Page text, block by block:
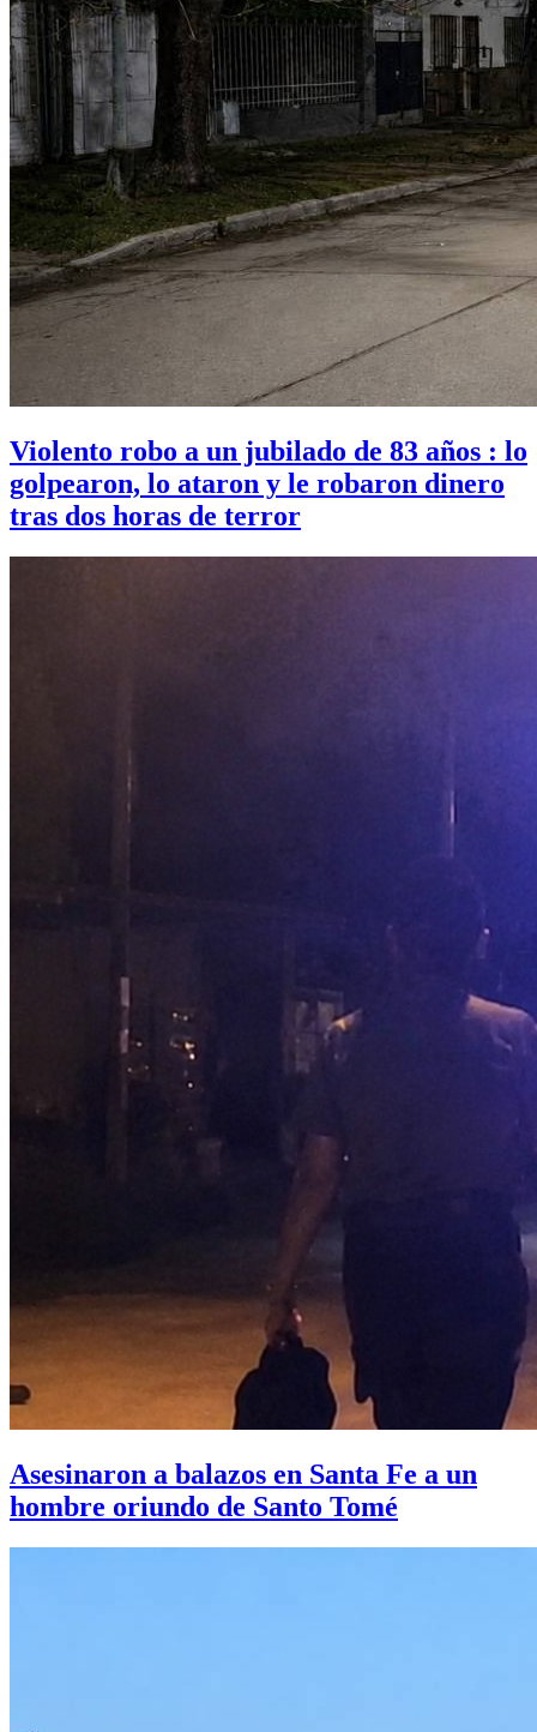
Violento robo a un jubilado de 83 años : lo
golpearon, lo ataron y le robaron dinero
tras dos horas de terror
Asesinaron a balazos en Santa Fe a un
hombre oriundo de Santo Tomé